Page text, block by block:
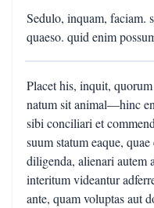
Sedulo, inquam, faciam.
quaeso. quid enim
Placet his, inquit,
natum sit animal—hinc
sibi conciliari et
suum statum eaque,
diligenda, alienari autem
interitum videantur
ante, quam voluptas aut